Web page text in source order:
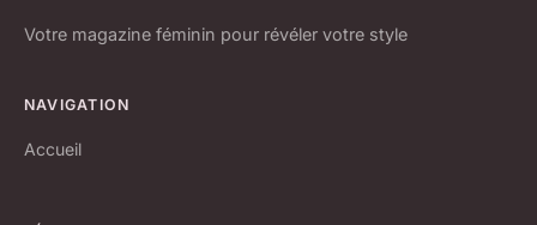
Votre magazine féminin pour révéler votre style
NAVIGATION
Accueil